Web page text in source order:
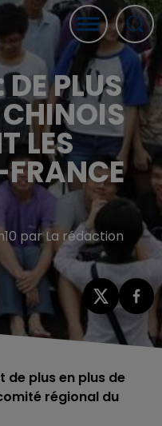
PLUS
CHINOIS
LES
par La rédaction
plus en plus de
régional du